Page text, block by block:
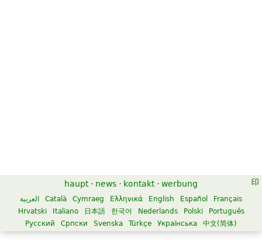
haupt · news · kontakt · werbung
العربية Català Cymraeg Ελληνικά English Español
Français
Hrvatski
Italiano 日本語 한국어 Nederlands Polski
Português
Русский
Српски Svenska Türkçe Українська 中文(简体)